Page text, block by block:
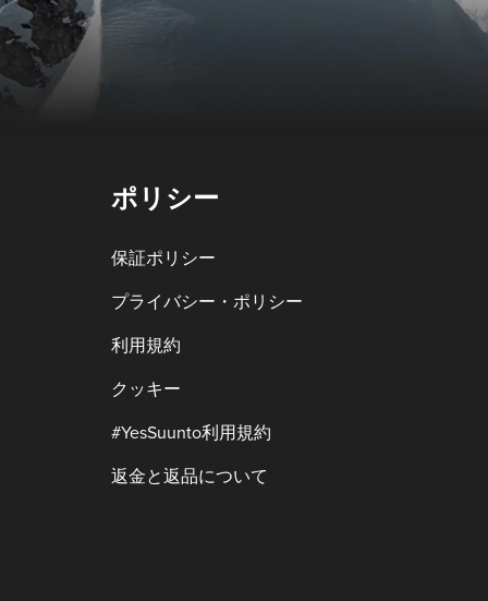
ポリシー
保証ポリシー
プライバシー・ポリシー
利用規約
クッキー
#YesSuunto利用規約
返金と返品について